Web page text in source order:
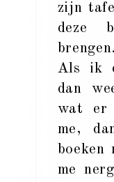
zijn
deze
brengen.
Als ik
dan
wat er
me,
boeken
me